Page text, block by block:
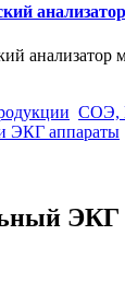
СОЭ,
ЭКГ аппараты
ЭКГ